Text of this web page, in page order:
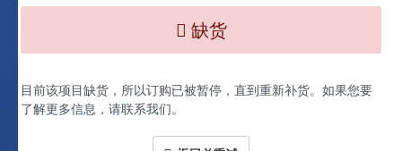
缺货
目前该项目缺货，所以订购已被暂停，直到重新补货。如果您要
了解更多信息，请联系我们。